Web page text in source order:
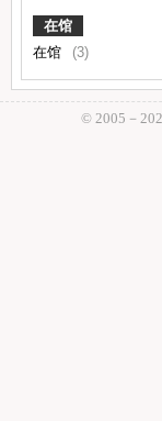
在馆
在馆
(3)
© 2005－